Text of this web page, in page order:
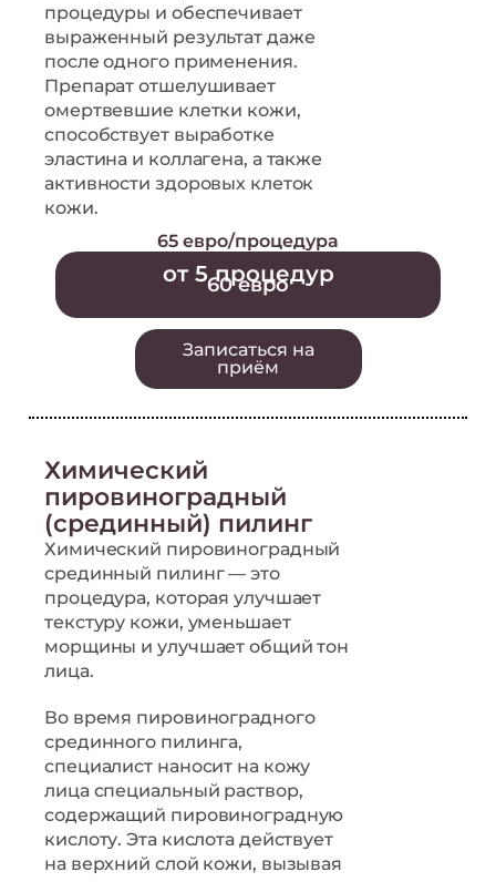
процедуры и обеспечивает
выраженный результат даже
после одного применения.
Препарат отшелушивает
омертвевшие клетки кожи,
способствует выработке
эластина и коллагена, а также
активности здоровых клеток
кожи.
65 евро/процедура
от 5 процедур
60 евро
Записаться на
приём
Химический
пировиноградный
(срединный) пилинг
Химический пировиноградный
срединный пилинг — это
процедура, которая улучшает
текстуру кожи, уменьшает
морщины и улучшает общий тон
лица.
Во время пировиноградного
срединного пилинга,
специалист наносит на кожу
лица специальный раствор,
содержащий пировиноградную
кислоту. Эта кислота действует
на верхний слой кожи, вызывая